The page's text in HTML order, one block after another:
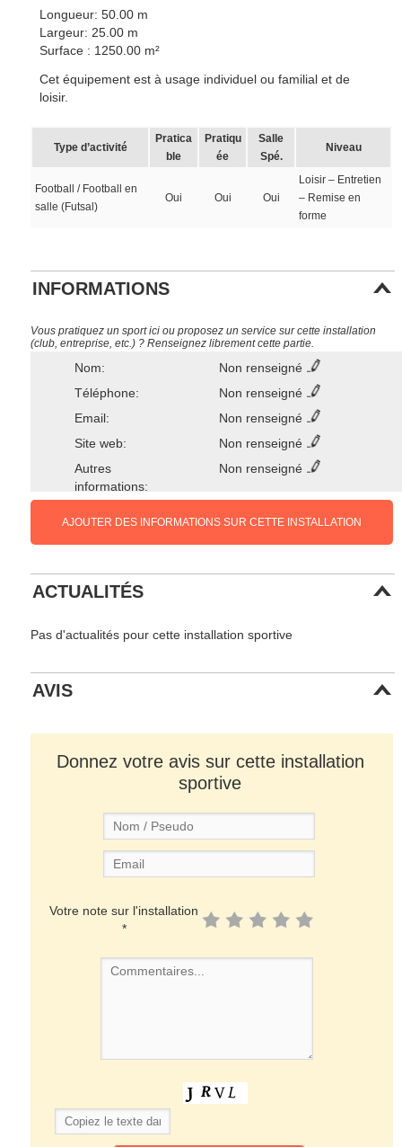
Longueur: 50.00 m
Largeur: 25.00 m
Surface : 1250.00 m²
Cet équipement est à usage individuel ou familial et de
loisir.
Type d’activité
Pratica
ble
Pratiqu
ée
Salle
Spé.
Niveau
Football / Football en
salle (Futsal)
Oui Oui Oui
Loisir – Entretien
– Remise en
forme
INFORMATIONS
Vous pratiquez un sport ici ou proposez un service sur cette installation
(club, entreprise, etc.) ? Renseignez librement cette partie.
Nom:
Non renseigné
Téléphone:
Non renseigné
Email:
Non renseigné
Site web:
Non renseigné
Autres
informations:
Non renseigné
AJOUTER DES INFORMATIONS SUR CETTE INSTALLATION
ACTUALITÉS
Pas d'actualités pour cette installation sportive
AVIS
Donnez votre avis sur cette installation
sportive
Votre note sur l'installation
*